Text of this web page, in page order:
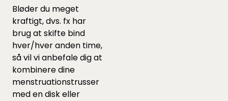
Bløder du meget
kraftigt, dvs. fx har
brug at skifte bind
hver/hver anden time,
så vil vi anbefale dig at
kombinere dine
menstruationstrusser
med en disk eller